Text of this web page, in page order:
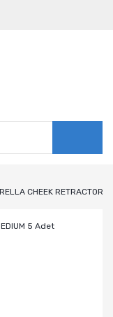
CHEEK RETRACTOR